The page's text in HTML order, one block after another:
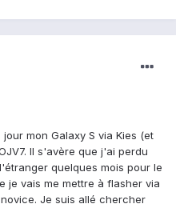
mon Galaxy S via Kies (et
Il s'avère que j'ai perdu
quelques mois pour le
je vais me mettre à flasher via
Je suis allé chercher